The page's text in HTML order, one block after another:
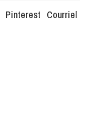
Pinterest Courriel